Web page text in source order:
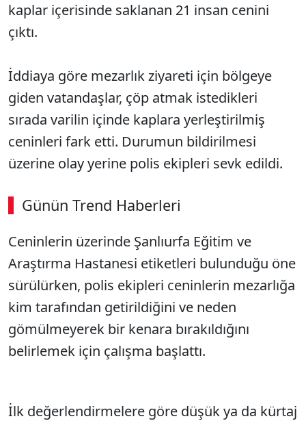
kaplar içerisinde saklanan 21 insan cenini
çıktı.
İddiaya göre mezarlık ziyareti için bölgeye
giden vatandaşlar, çöp atmak istedikleri
sırada varilin içinde kaplara yerleştirilmiş
ceninleri fark etti. Durumun bildirilmesi
üzerine olay yerine polis ekipleri sevk edildi.
Günün Trend Haberleri
00:02 / 09:15
Ceninlerin üzerinde Şanlıurfa Eğitim ve
Araştırma Hastanesi etiketleri bulunduğu öne
sürülürken, polis ekipleri ceninlerin mezarlığa
kim tarafından getirildiğini ve neden
gömülmeyerek bir kenara bırakıldığını
belirlemek için çalışma başlattı.
İlk değerlendirmelere göre düşük ya da kürtaj